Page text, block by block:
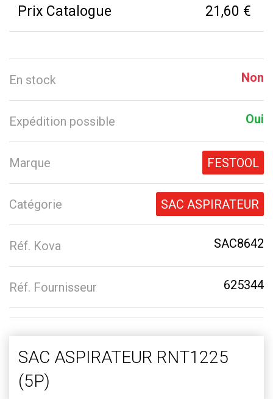
Prix Catalogue 21,60 €
En stock Non
Expédition possible Oui
Marque FESTOOL
Catégorie SAC ASPIRATEUR
Réf. Kova SAC8642
Réf. Fournisseur 625344
SAC ASPIRATEUR RNT1225
(5P)